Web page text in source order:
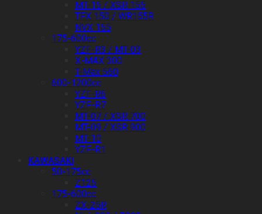
MT-15 / XSR 155
TFX 150 / WR155R
NVX 155
175-600cc
YZF-R3 / MT-03
X-MAX 300
T-Max 560
600-1200cc
YZF-R6
YZF-R7
MT-07 / XSR 700
MT-09 / XSR 900
MT-10
YZF-R1
KAWASAKI
50-175cc
Z125
175-600cc
ZX-25R